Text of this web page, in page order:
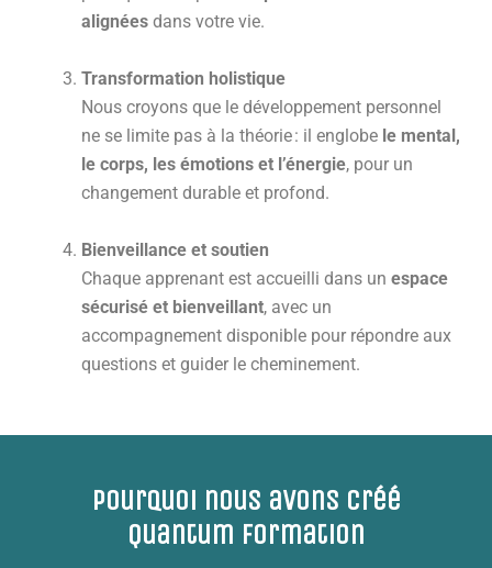
alignées dans votre vie.
Transformation holistique
Nous croyons que le développement personnel
ne se limite pas à la théorie : il englobe le mental,
le corps, les émotions et l’énergie, pour un
changement durable et profond.
Bienveillance et soutien
Chaque apprenant est accueilli dans un espace
sécurisé et bienveillant, avec un
accompagnement disponible pour répondre aux
questions et guider le cheminement.
Pourquoi nous avons créé
Quantum Formation